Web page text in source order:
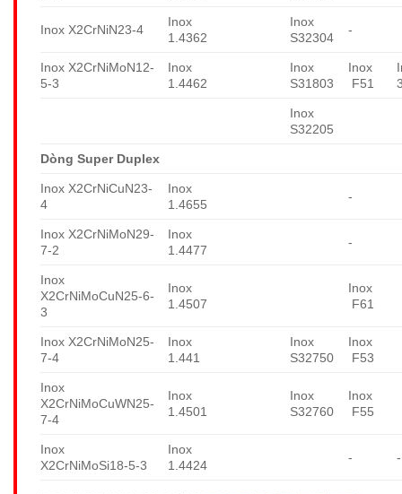
Inox X2CrNiN23-4
Inox
1.4362
Inox
S32304
-
Inox X2CrNiMoN12-
5-3
Inox
1.4462
Inox
S31803
Inox
F51
Inox
S32205
Dòng Super Duplex
Inox X2CrNiCuN23-
4
Inox
1.4655
-
Inox X2CrNiMoN29-
7-2
Inox
1.4477
-
Inox
X2CrNiMoCuN25-6-
3
Inox
1.4507
Inox
F61
Inox X2CrNiMoN25-
7-4
Inox
1.441
Inox
S32750
Inox
F53
Inox
X2CrNiMoCuWN25-
7-4
Inox
1.4501
Inox
S32760
Inox
F55
Inox
X2CrNiMoSi18-5-3
Inox
1.4424
- -